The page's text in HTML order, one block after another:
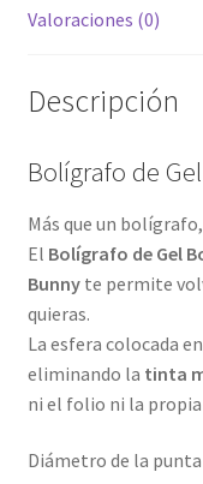
Valoraciones (0)
Descripción
Bolígrafo de
Más que un
El Bolígrafo de Gel
Bunny te permite
quieras.
La esfera colocada
eliminando la tinta
ni el folio ni la propia
Diámetro de la